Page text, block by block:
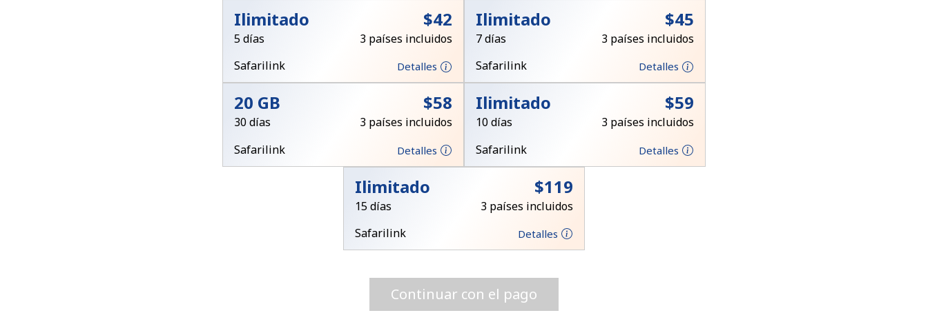
¡Hola!
Inicia sesión o REGÍSTRATE →
Ilimitado ⁦$42⁩
5 días
3 países incluidos
Safarilink
Detalles
Ilimitado ⁦$45⁩
7 días
3 países incluidos
Safarilink
Detalles
20 GB ⁦$58⁩
30 días
3 países incluidos
Safarilink
Detalles
Ilimitado ⁦$59⁩
10 días
3 países incluidos
Safarilink
Detalles
Ilimitado ⁦$119⁩
15 días
3 países incluidos
Safarilink
Detalles
Continuar con el pago